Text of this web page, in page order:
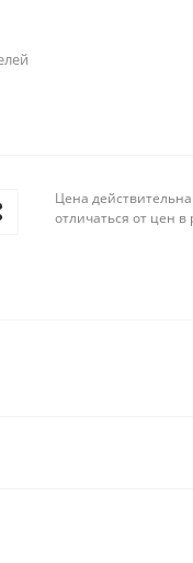
Цена
отличаться от цен